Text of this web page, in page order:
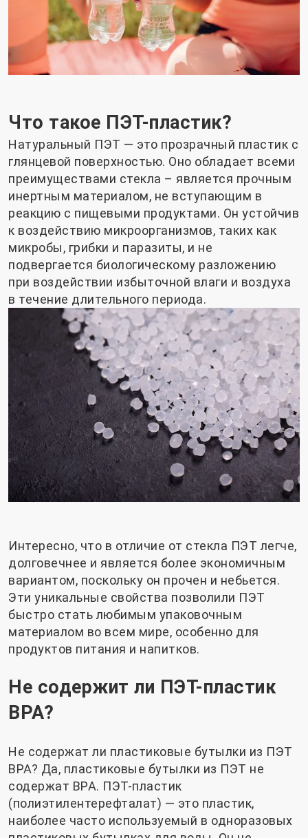
Что такое ПЭТ-пластик?
Натуральный ПЭТ — это прозрачный пластик с
глянцевой поверхностью. Оно обладает всеми
преимуществами стекла – является прочным
инертным материалом, не вступающим в
реакцию с пищевыми продуктами. Он устойчив
к воздействию микроорганизмов, таких как
микробы, грибки и паразиты, и не
подвергается биологическому разложению
при воздействии избыточной влаги и воздуха
в течение длительного периода.
Интересно, что в отличие от стекла ПЭТ легче,
долговечнее и является более экономичным
вариантом, поскольку он прочен и небьется.
Эти уникальные свойства позволили ПЭТ
быстро стать любимым упаковочным
материалом во всем мире, особенно для
продуктов питания и напитков.
Не содержит ли ПЭТ-пластик
BPA?
Не содержат ли пластиковые бутылки из ПЭТ
BPA? Да, пластиковые бутылки из ПЭТ не
содержат BPA. ПЭТ-пластик
(полиэтилентерефталат) — это пластик,
наиболее часто используемый в одноразовых